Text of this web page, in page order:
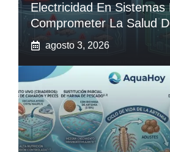
Electricidad En Sistemas
Comprometer La Salud
agosto 3, 2026